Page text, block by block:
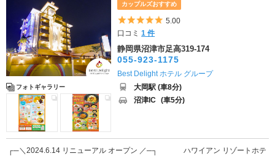
フォトギャラリー
カップルズおすすめ
5つ星のうち5
5.00
口コミ1 件
静岡県沼津市足高319-174
055-923-1175
Best Delight ホテル グループ
大岡駅 (車8分)
沼津IC (車5分)
┌─＼2024.6.14 リニューアル オープン ／─┐ ハワイアン リゾートホテ